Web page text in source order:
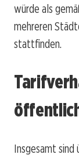
würde als
mehreren
stattfinden.
Insgesamt sind